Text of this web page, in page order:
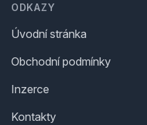
ODKAZY
Úvodní stránka
Obchodní podmínky
Inzerce
Kontakty